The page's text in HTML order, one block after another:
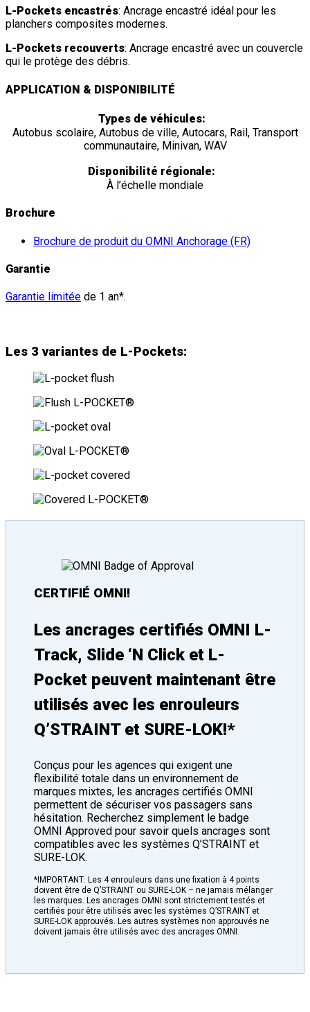
L-Pockets encastrés: Ancrage encastré idéal pour les
planchers composites modernes.
L-Pockets recouverts: Ancrage encastré avec un couvercle
qui le protège des débris.
APPLICATION & DISPONIBILITÉ
Types de véhicules:
Autobus scolaire, Autobus de ville, Autocars, Rail, Transport
communautaire, Minivan, WAV
Disponibilité régionale:
À l’échelle mondiale
Brochure
Brochure de produit du OMNI Anchorage (FR)
Garantie
Garantie limitée de 1 an*.
Les 3 variantes de L-Pockets:
CERTIFIÉ OMNI!
Les ancrages certifiés OMNI L-
Track, Slide ‘N Click et L-
Pocket peuvent maintenant être
utilisés avec les enrouleurs
Q’STRAINT et SURE-LOK!*
Conçus pour les agences qui exigent une
flexibilité totale dans un environnement de
marques mixtes, les ancrages certifiés OMNI
permettent de sécuriser vos passagers sans
hésitation. Recherchez simplement le badge
OMNI Approved pour savoir quels ancrages sont
compatibles avec les systèmes Q’STRAINT et
SURE-LOK.
*IMPORTANT: Les 4 enrouleurs dans une fixation à 4 points
doivent être de Q’STRAINT ou SURE-LOK – ne jamais mélanger
les marques. Les ancrages OMNI sont strictement testés et
certifiés pour être utilisés avec les systèmes Q’STRAINT et
SURE-LOK approuvés. Les autres systèmes non approuvés ne
doivent jamais être utilisés avec des ancrages OMNI.